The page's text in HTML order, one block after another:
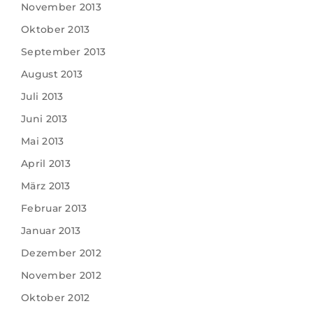
November 2013
Oktober 2013
September 2013
August 2013
Juli 2013
Juni 2013
Mai 2013
April 2013
März 2013
Februar 2013
Januar 2013
Dezember 2012
November 2012
Oktober 2012